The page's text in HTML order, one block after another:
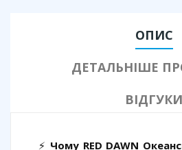
ОПИС
ДЕТАЛЬНІШЕ
ВІДГУКИ
⚡ Чому RED DAWN